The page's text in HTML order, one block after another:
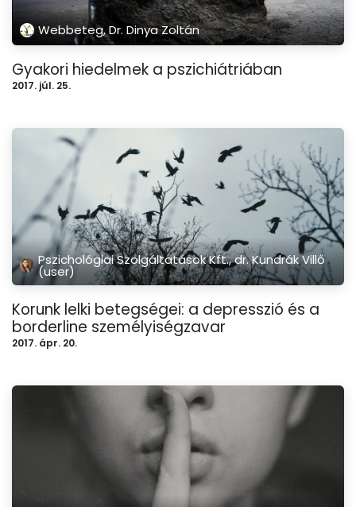
Webbeteg, Dr. Dinya Zoltán
Gyakori hiedelmek a pszichiátriában
2017. júl. 25.
Pszichológiai Szolgáltatások Kft., dr. Kundrák Villő
(user)
Korunk lelki betegségei: a depresszió és a
borderline személyiségzavar
2017. ápr. 20.